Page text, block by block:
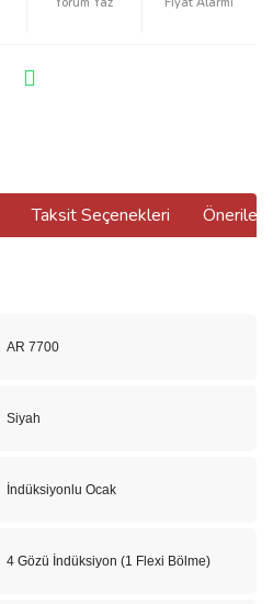
Taksit Seçenekleri
AR 7700
Siyah
İndüksiyonlu Ocak
4 Gözü İndüksiyon (1 Flexi Bölme)